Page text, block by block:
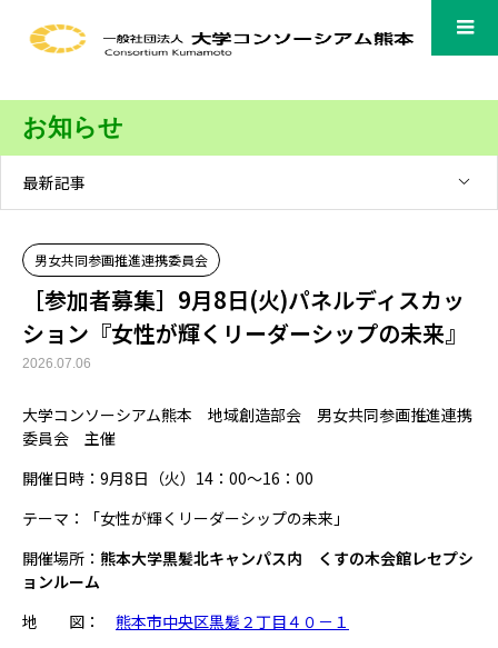
お知らせ
最新記事
男女共同参画推進連携委員会
［参加者募集］9月8日(火)パネルディスカッ
ション『女性が輝くリーダーシップの未来』
2026.07.06
大学コンソーシアム熊本 地域創造部会 男女共同参画推進連携
委員会 主催
開催日時：9月8日（火）14：00～16：00
テーマ：「女性が輝くリーダーシップの未来」
開催場所： 熊本大学黒髪北キャンパス内 くすの木会館レセプシ
ョンルーム
地 図： 熊本市中央区黒髪２丁目４０－１